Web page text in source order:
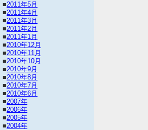
■2011年5月
■2011年4月
■2011年3月
■2011年2月
■2011年1月
■2010年12月
■2010年11月
■2010年10月
■2010年9月
■2010年8月
■2010年7月
■2010年6月
■2007年
■2006年
■2005年
■2004年